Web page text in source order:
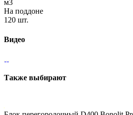
м3
На поддоне
120 шт.
Видео
Также выбирают